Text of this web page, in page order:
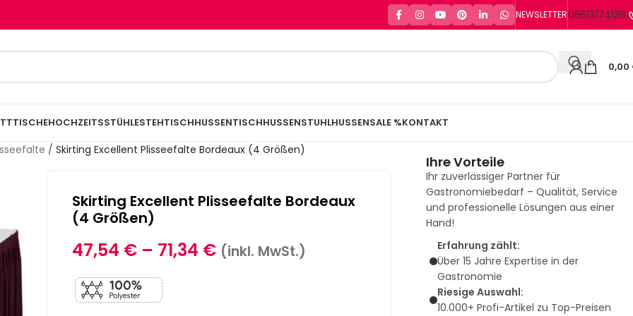
NEWSLETTER056131741361
0,00
HOCHZEITSSTÜHLESTEHTISCHHUSSENTISCHHUSSENSTUHLHUSSENSALE %KONTAKT
/ Skirting Excellent Plisseefalte Bordeaux (4 Größen)
Skirting Excellent Plisseefalte Bordeaux
(4 Größen)
47,54 € – 71,34 € (inkl. MwSt.)
Ihre Vorteile
Ihr zuverlässiger Partner für
Gastronomiebedarf – Qualität, Service
und professionelle Lösungen aus einer
Hand!
Erfahrung zählt:
Über 15 Jahre Expertise in der
Gastronomie
Riesige Auswahl:
10.000+ Profi-Artikel zu Top-Preisen